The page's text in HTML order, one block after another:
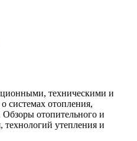
техническими и
системах отопления,
Обзоры отопительного и
технологий утепления и